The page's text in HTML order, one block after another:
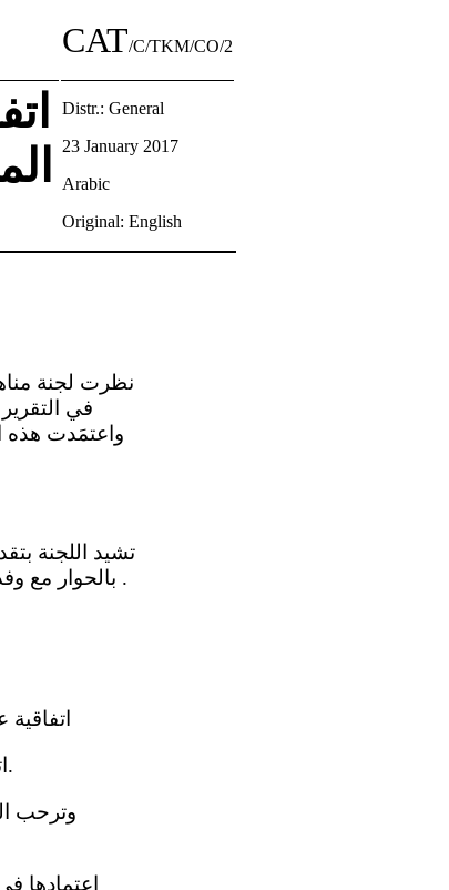
CAT/C/TKM/CO/2
Distr.: General
23 January 2017
Arabic
Original: English
بالحوار مع وفد الدولة الطرف وبالردود الشفوية والخطية المقدَّمة على دواعي القلق التي أثارتها اللجنة .
(أ) اتفاقية عام 1954 المتعلقة بوضع الأشخاص عديمي الجنسية، في
(ب) اتفاقية عام 1961 المتعلقة بخفض حالات انعدام الجنسية، في 29 آب/أغسطس 2012.